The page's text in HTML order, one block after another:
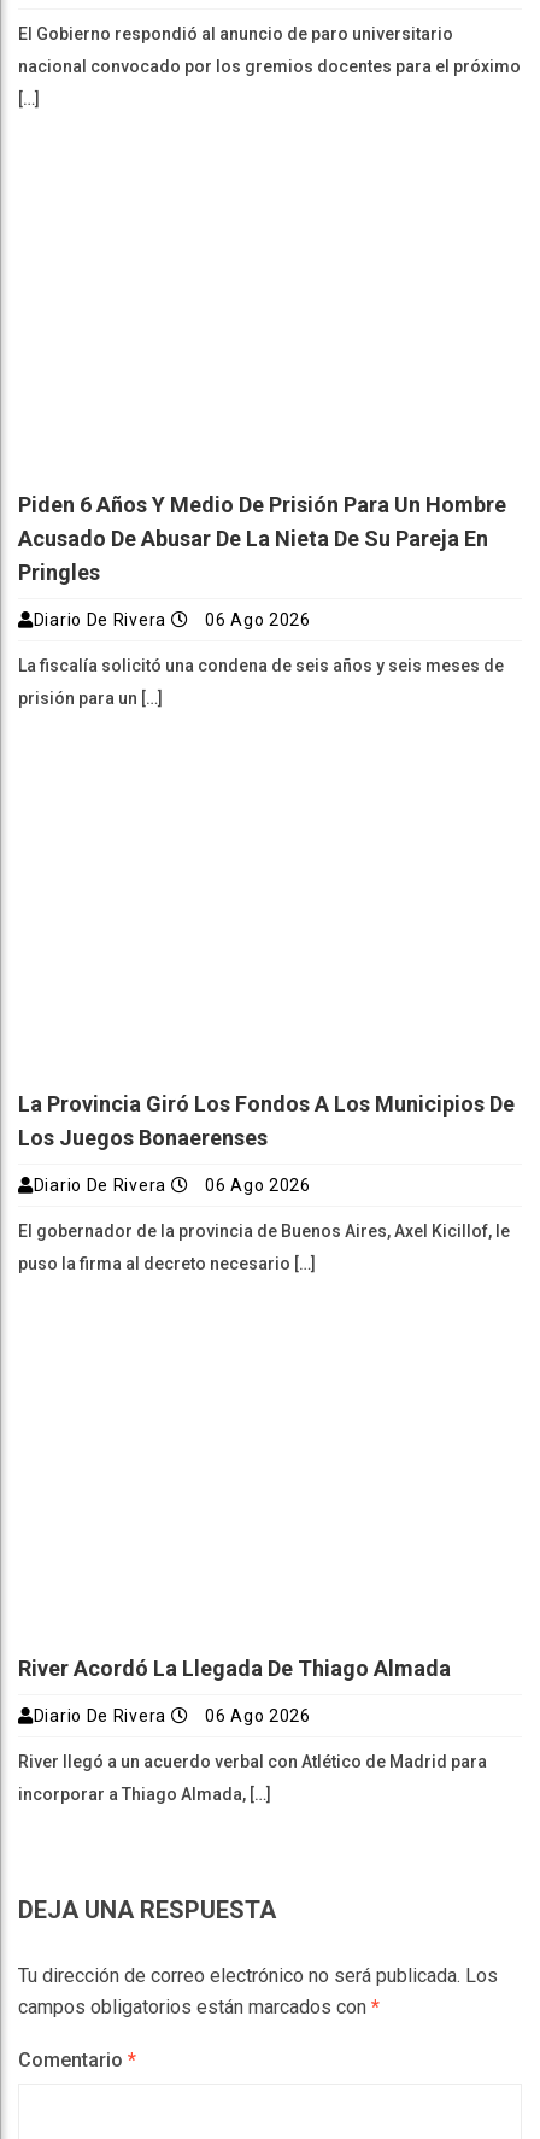
El Gobierno respondió al anuncio de paro universitario
nacional convocado por los gremios docentes para el próximo
[…]
Piden 6 Años Y Medio De Prisión Para Un Hombre
Acusado De Abusar De La Nieta De Su Pareja En
Pringles
Diario De Rivera 06 Ago 2026
La fiscalía solicitó una condena de seis años y seis meses de
prisión para un […]
La Provincia Giró Los Fondos A Los Municipios De
Los Juegos Bonaerenses
Diario De Rivera 06 Ago 2026
El gobernador de la provincia de Buenos Aires, Axel Kicillof, le
puso la firma al decreto necesario […]
River Acordó La Llegada De Thiago Almada
Diario De Rivera 06 Ago 2026
River llegó a un acuerdo verbal con Atlético de Madrid para
incorporar a Thiago Almada, […]
DEJA UNA RESPUESTA
Tu dirección de correo electrónico no será publicada. Los
campos obligatorios están marcados con *
Comentario *